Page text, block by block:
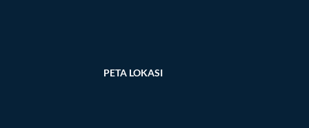
PETA LOKASI